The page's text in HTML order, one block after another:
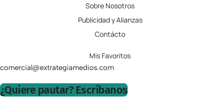
Sobre Nosotros
Publicidad y Alianzas
Contácto
Mis Favoritos
comercial@extrategiamedios.com
¿Quiere pautar? Escríbanos